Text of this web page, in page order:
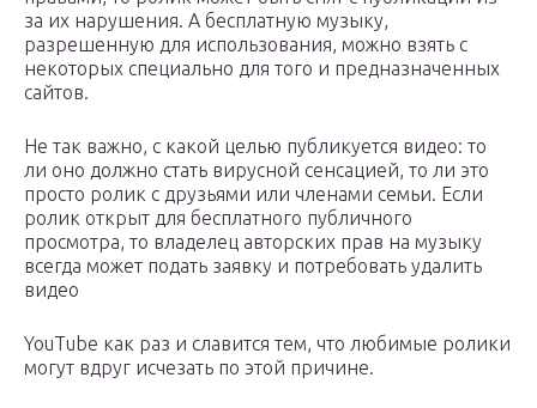
за их нарушения. А бесплатную музыку,
разрешенную для использования, можно взять с
некоторых специально для того и предназначенных
сайтов.
Не так важно, с какой целью публикуется видео: то
ли оно должно стать вирусной сенсацией, то ли это
просто ролик с друзьями или членами семьи. Если
ролик открыт для бесплатного публичного
просмотра, то владелец авторских прав на музыку
всегда может подать заявку и потребовать удалить
видео
YouTube как раз и славится тем, что любимые ролики
могут вдруг исчезать по этой причине.